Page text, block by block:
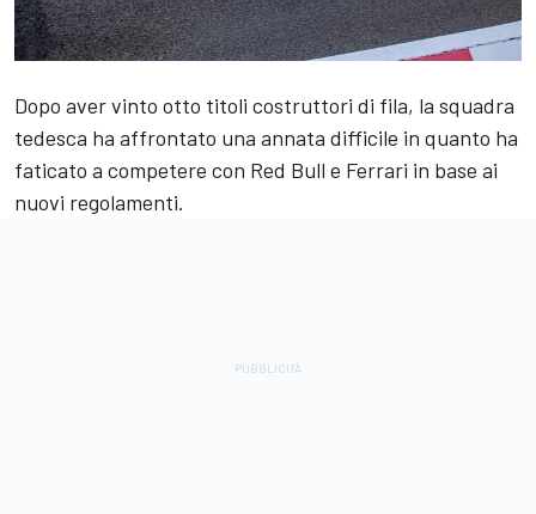
Dopo aver vinto otto titoli costruttori di fila, la squadra
tedesca ha affrontato una annata difficile in quanto ha
faticato a competere con Red Bull e Ferrari in base ai
nuovi regolamenti.